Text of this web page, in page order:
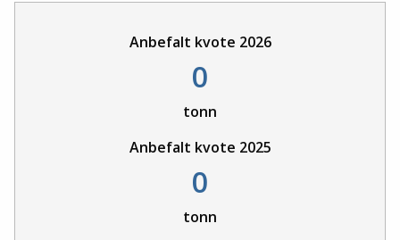
Anbefalt kvote 2026
0
tonn
Anbefalt kvote 2025
0
tonn